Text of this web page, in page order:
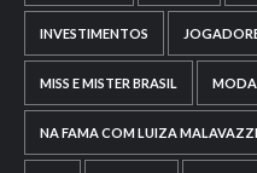
INVESTIMENTOS
MISS E MISTER BRASIL MODA
NA FAMA COM LUIZA MALAVAZZI